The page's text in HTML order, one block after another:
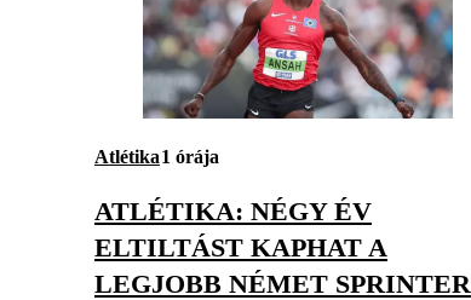
Atlétika1 órája
ATLÉTIKA: NÉGY ÉV
ELTILTÁST KAPHAT A
LEGJOBB NÉMET SPRINTER